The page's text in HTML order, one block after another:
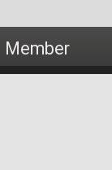
Member